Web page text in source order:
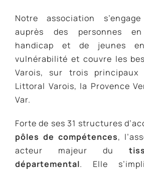
Notre association
auprès des personnes
handicap et de jeunes
vulnérabilité et couvre les
Varois, sur trois
Littoral Varois, la Provence
Var.
Forte de ses 31 structures
pôles de compétences,
acteur majeur du
départemental. Elle